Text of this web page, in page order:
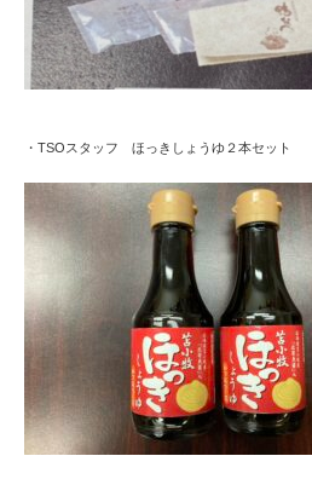
・TSOスタッフ ほっきしょうゆ２本セット